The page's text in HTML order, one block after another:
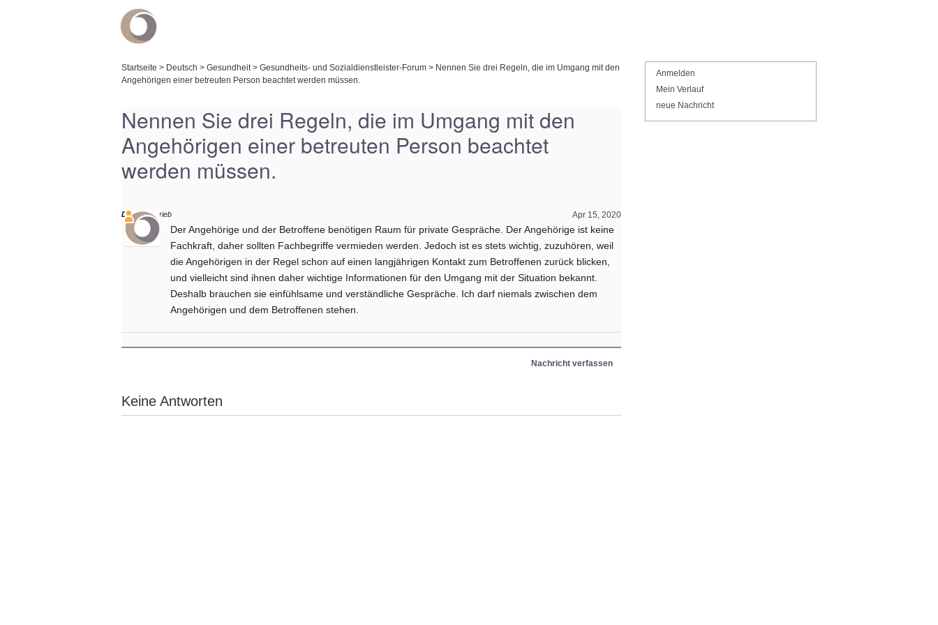
Startseite > Deutsch > Gesundheit > Gesundheits- und Sozialdienstleister-Forum > Nennen Sie drei Regeln, die im Umgang mit den
Angehörigen einer betreuten Person beachtet werden müssen.
Nennen Sie drei Regeln, die im Umgang mit den
Angehörigen einer betreuten Person beachtet
werden müssen.
Apr 15, 2020
Daniel schrieb
Der Angehörige und der Betroffene benötigen Raum für private Gespräche. Der Angehörige ist keine
Fachkraft, daher sollten Fachbegriffe vermieden werden. Jedoch ist es stets wichtig, zuzuhören, weil
die Angehörigen in der Regel schon auf einen langjährigen Kontakt zum Betroffenen zurück blicken,
und vielleicht sind ihnen daher wichtige Informationen für den Umgang mit der Situation bekannt.
Deshalb brauchen sie einfühlsame und verständliche Gespräche. Ich darf niemals zwischen dem
Angehörigen und dem Betroffenen stehen.
Nachricht verfassen
Keine Antworten
Anmelden
Mein Verlauf
neue Nachricht